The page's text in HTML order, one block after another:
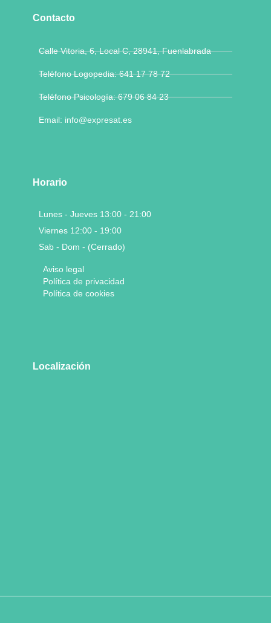
Contacto
Calle Vitoria, 6, Local C, 28941, Fuenlabrada
Teléfono Logopedia: 641 17 78 72
Teléfono Psicología: 679 06 84 23
Email: info@expresat.es
Horario
Lunes - Jueves 13:00 - 21:00
Viernes 12:00 - 19:00
Sab - Dom - (Cerrado)
Aviso legal
Política de privacidad
Política de cookies
Localización